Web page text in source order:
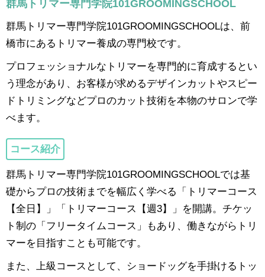
群馬トリマー専門学院101GROOMINGSCHOOL
群馬トリマー専門学院101GROOMINGSCHOOLは、前
橋市にあるトリマー養成の専門校です。
プロフェッショナルなトリマーを専門的に育成するとい
う理念があり、お客様が求めるデザインカットやスピー
ドトリミングなどプロのカット技術を本物のサロンで学
べます。
コース紹介
群馬トリマー専門学院101GROOMINGSCHOOLでは基
礎からプロの技術までを幅広く学べる「トリマーコース
【全日】」「トリマーコース【週3】」を開講。チケッ
ト制の「フリータイムコース」もあり、働きながらトリ
マーを目指すことも可能です。
また、上級コースとして、ショードッグを手掛けるトッ